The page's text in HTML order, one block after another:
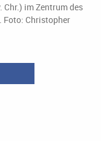
Chr.) im Zentrum des
Foto: Christopher